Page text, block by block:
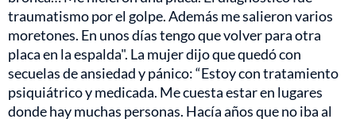
traumatismo por el golpe. Además me salieron varios
moretones. En unos días tengo que volver para otra
placa en la espalda". La mujer dijo que quedó con
secuelas de ansiedad y pánico: “Estoy con tratamiento
psiquiátrico y medicada. Me cuesta estar en lugares
donde hay muchas personas. Hacía años que no iba al